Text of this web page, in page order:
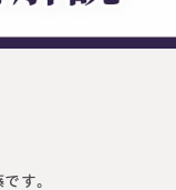
す。